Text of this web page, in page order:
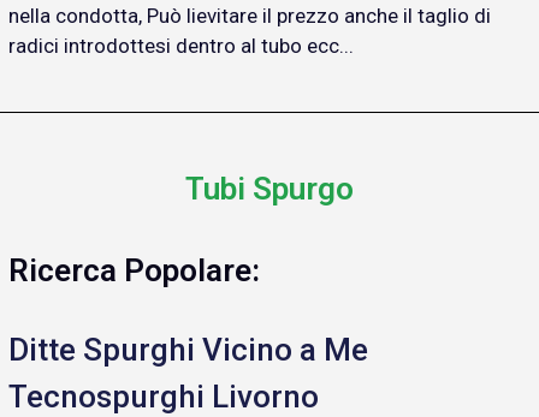
nella condotta, Può lievitare il prezzo anche il taglio di
radici introdottesi dentro al tubo ecc...
Tubi Spurgo
Ricerca Popolare:
Ditte Spurghi Vicino a Me
Tecnospurghi Livorno